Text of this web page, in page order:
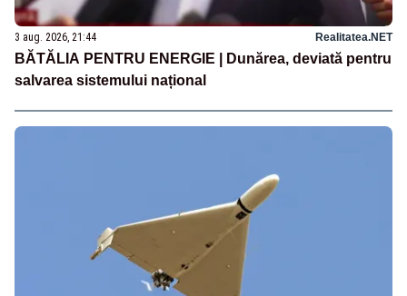
3 aug. 2026, 21:44 Realitatea.NET
BĂTĂLIA PENTRU ENERGIE | Dunărea, deviată pentru
salvarea sistemului național